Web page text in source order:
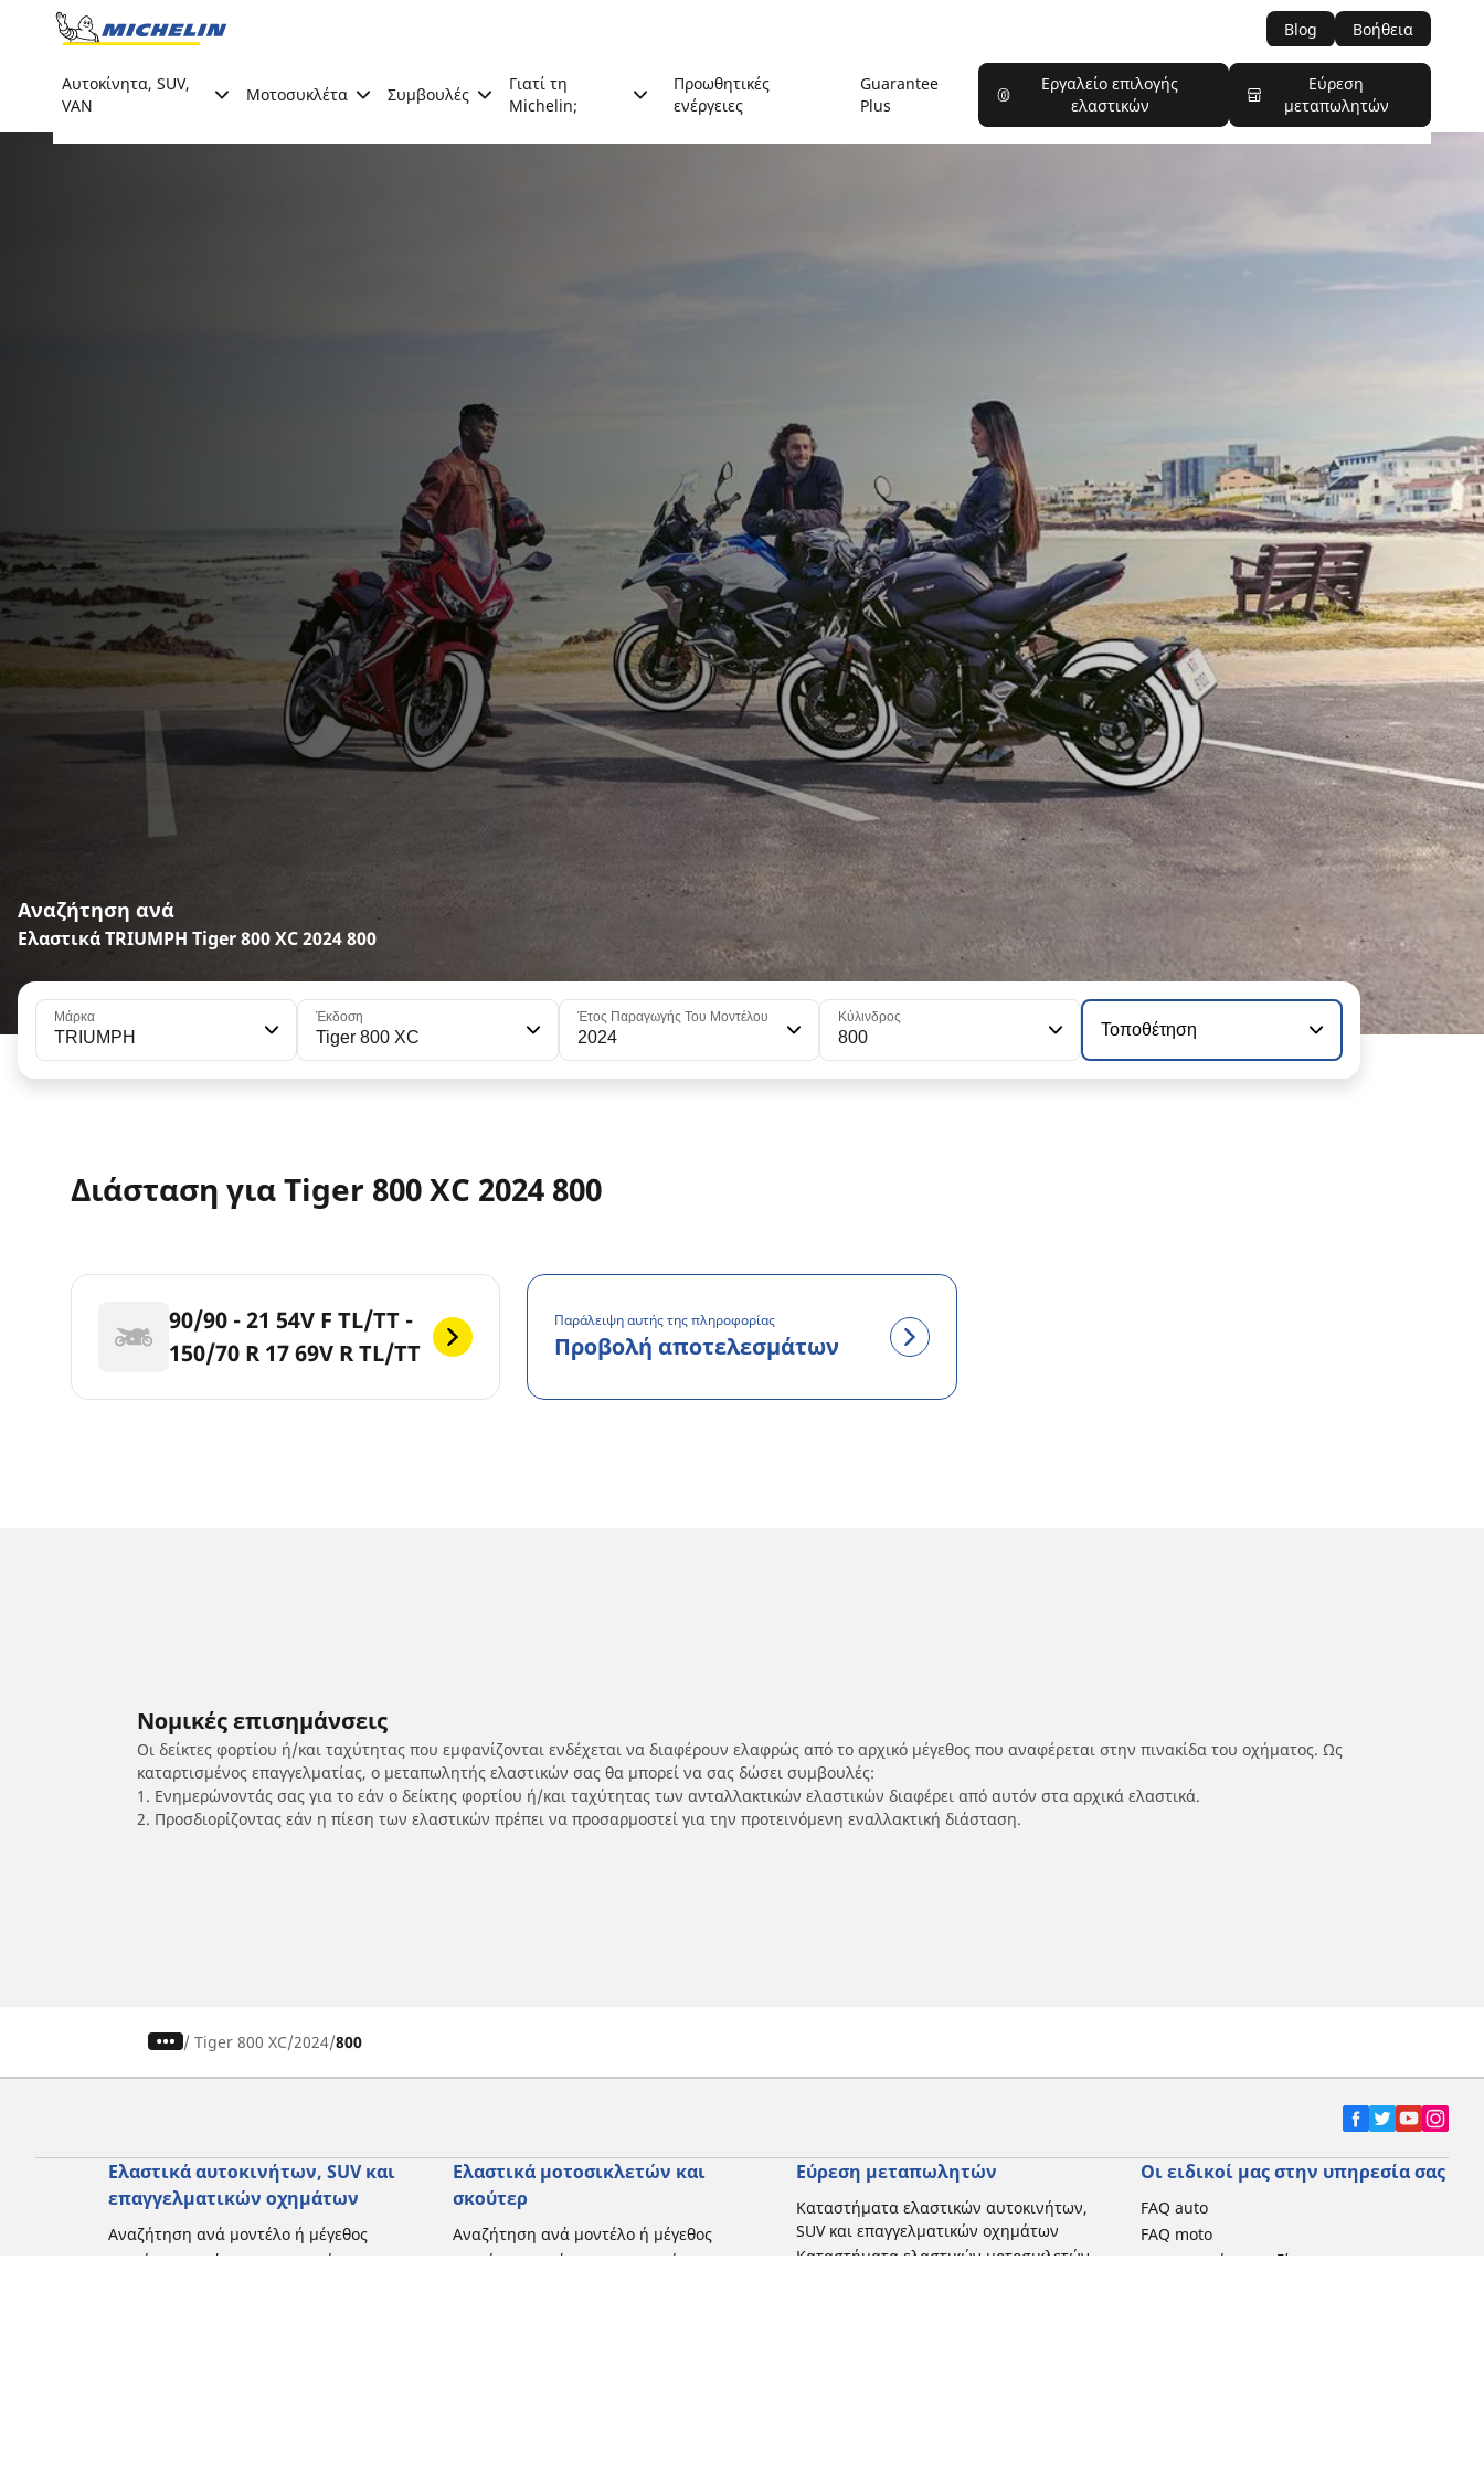
Go to page content
Blog Βοήθεια
Αυτοκίνητα, SUV,
VAN
Μοτοσυκλέτα Συμβουλές
Γιατί τη
Michelin;
Προωθητικές
ενέργειες
Guarantee
Plus
Εργαλείο επιλογής
ελαστικών
Εύρεση
μεταπωλητών
Αναζήτηση ανά
Ελαστικά TRIUMPH Tiger 800 XC 2024 800
Μάρκα
TRIUMPH
Έκδοση
Tiger 800 XC
Έτος Παραγωγής Του Μοντέλου
2024
Κύλινδρος
800 Τοποθέτηση
Διάσταση για Tiger 800 XC 2024 800
90/90 - 21 54V F TL/TT -
150/70 R 17 69V R TL/TT
Παράλειψη αυτής της πληροφορίας
Προβολή αποτελεσμάτων
Νομικές επισημάνσεις
Οι δείκτες φορτίου ή/και ταχύτητας που εμφανίζονται ενδέχεται να διαφέρουν ελαφρώς από το αρχικό μέγεθος που αναφέρεται στην πινακίδα του οχήματος. Ως
καταρτισμένος επαγγελματίας, ο μεταπωλητής ελαστικών σας θα μπορεί να σας δώσει συμβουλές:
1. Ενημερώνοντάς σας για το εάν ο δείκτης φορτίου ή/και ταχύτητας των ανταλλακτικών ελαστικών διαφέρει από αυτόν στα αρχικά ελαστικά.
2. Προσδιορίζοντας εάν η πίεση των ελαστικών πρέπει να προσαρμοστεί για την προτεινόμενη εναλλακτική διάσταση.
/ Tiger 800 XC 2024 800
Ελαστικά αυτοκινήτων, SUV και
επαγγελματικών οχημάτων
Αναζήτηση ανά μοντέλο ή μέγεθος
Περιήγηση ανά κατασκευαστή
Ελαστικά μοτοσικλετών και
σκούτερ
Αναζήτηση ανά μοντέλο ή μέγεθος
Περιήγηση ανά κατασκευαστή
Εύρεση μεταπωλητών
Καταστήματα ελαστικών αυτοκινήτων,
SUV και επαγγελματικών οχημάτων
Καταστήματα ελαστικών μοτοσικλετών
Οι ειδικοί μας στην υπηρεσία σας
FAQ auto
FAQ moto
Επικοινωνήστε μαζί μας